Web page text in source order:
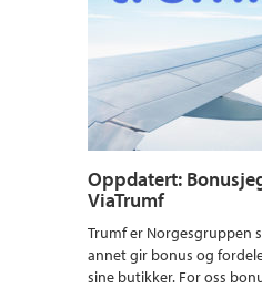
Oppdatert:
ViaTrumf
Trumf er Norgesgruppen
annet gir bonus og
sine butikker. For oss